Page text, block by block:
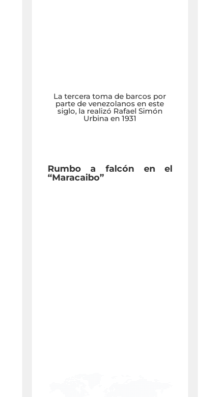
La tercera toma de barcos por
parte de venezolanos en este
siglo, la realizó Rafael Simón
Urbina en 1931
Rumbo a falcón en el
“Maracaibo”